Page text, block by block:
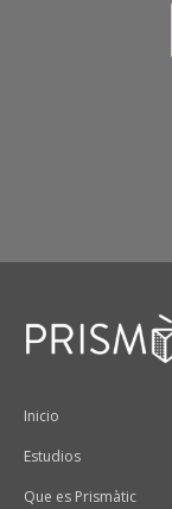
Peu
Inicio
Estudios
Que es Prismàtic